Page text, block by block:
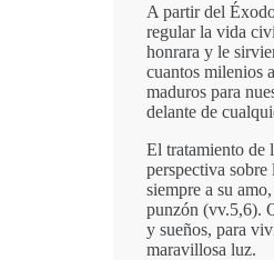
A partir del
regular la vida
honrara y le
cuantos milenios
maduros para
delante de
El tratamiento de
perspectiva sobre
siempre a su
punzón (vv.5,6).
y sueños, para
maravillosa luz.